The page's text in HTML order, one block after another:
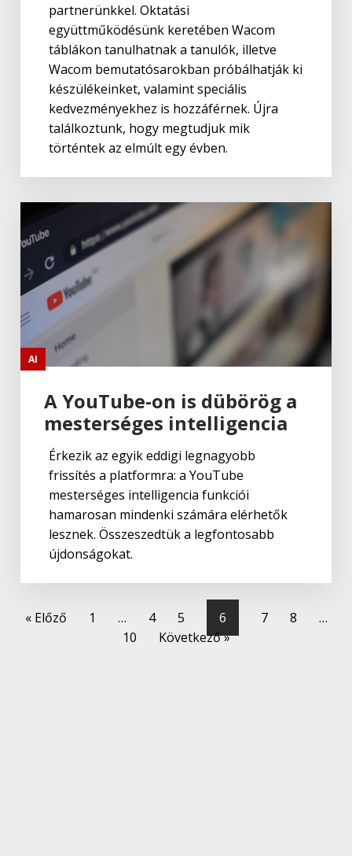
partnerünkkel. Oktatási
együttműködésünk keretében Wacom
táblákon tanulhatnak a tanulók, illetve
Wacom bemutatósarokban próbálhatják ki
készülékeinket, valamint speciális
kedvezményekhez is hozzáférnek. Újra
találkoztunk, hogy megtudjuk mik
történtek az elmúlt egy évben.
AI
A YouTube-on is dübörög a
mesterséges intelligencia
Érkezik az egyik eddigi legnagyobb
frissítés a platformra: a YouTube
mesterséges intelligencia funkciói
hamarosan mindenki számára elérhetők
lesznek. Összeszedtük a legfontosabb
újdonságokat.
« Előző 1 … 4 5 6 7 8
…
10
Következő »